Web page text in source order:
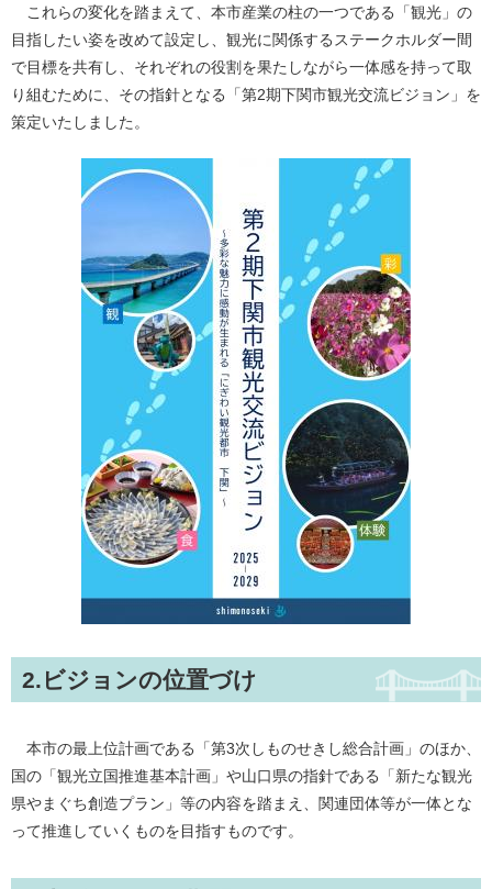
これらの変化を踏まえて、本市産業の柱の一つである「観光」の
目指したい姿を改めて設定し、観光に関係するステークホルダー間
で目標を共有し、それぞれの役割を果たしながら一体感を持って取
り組むために、その指針となる「第2期下関市観光交流ビジョン」を
策定いたしました。
2.ビジョンの位置づけ
本市の最上位計画である「第3次しものせきし総合計画」のほか、
国の「観光立国推進基本計画」や山口県の指針である「新たな観光
県やまぐち創造プラン」等の内容を踏まえ、関連団体等が一体とな
って推進していくものを目指すものです。